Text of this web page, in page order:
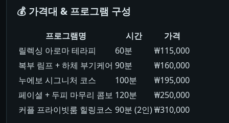
💰 가격대 & 프로그램 구성
프로그램명 시간
가격
릴렉싱 아로마 테라피
60분
₩115,000
복부 림프 + 하체 부기케어 90분
₩160,000
누에보 시그니처 코스
100분
₩195,000
페이셜 + 두피 마무리 콤보 120분
₩250,000
커플 프라이빗룸 힐링코스 90분 (2인)₩310,000